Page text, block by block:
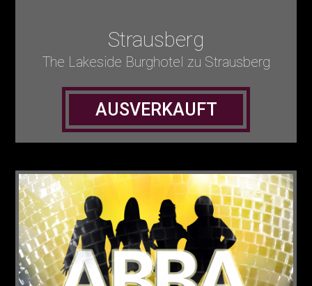
Strausberg
The Lakeside Burghotel zu Strausberg
AUSVERKAUFT